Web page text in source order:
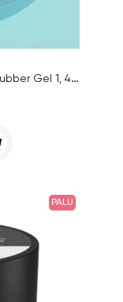
CLARESA UV/LED Contruction gel Rubber Gel 1, 45g
PALU